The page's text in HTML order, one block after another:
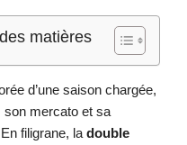
matières
d’une saison chargée,
son mercato et sa
filigrane, la double